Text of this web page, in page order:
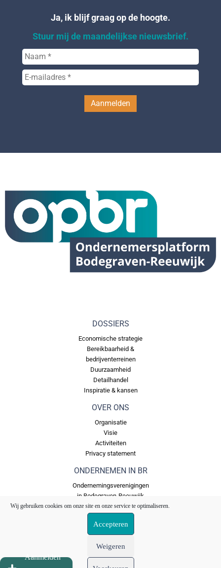
Wij gebruiken cookies om onze site en onze service te optimaliseren.
Accepteren
Weigeren
Ja, ik blijf graag op de hoogte.
Stuur mij de maandelijkse nieuwsbrief.
DOSSIERS
Economische strategie
Bereikbaarheid &
bedrijventerreinen
Duurzaamheid
Detailhandel
Inspiratie & kansen
OVER ONS
Organisatie
Visie
Activiteiten
Privacy statement
ONDERNEMEN IN BR
Ondernemingsverenigingen
in Bodegraven-Reeuwijk
Bedrijventerreinen in
Bodegraven Reeuwijk
Ons Fonds
Aanmelden